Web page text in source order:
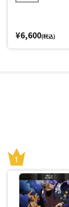
¥6,600(税込)